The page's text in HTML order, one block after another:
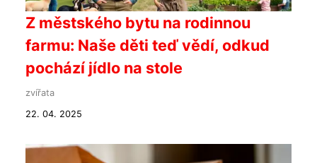
Z městského bytu na rodinnou
farmu: Naše děti teď vědí, odkud
pochází jídlo na stole
zvířata
22. 04. 2025